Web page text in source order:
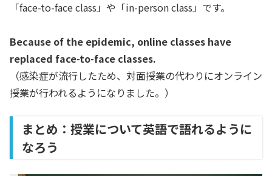
「face-to-face class」 や「in-person class」です。
Because of the epidemic, online classes have
replaced face-to-face classes.
（感染症が流行したため、対面授業の代わりにオンライン
授業が行われるようになりました。）
まとめ：授業について英語で語れるように
なろう